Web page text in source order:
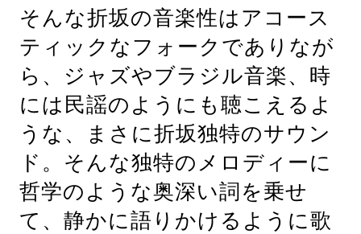
そんな折坂の音楽性はアコース
ティックなフォークでありなが
ら、ジャズやブラジル音楽、時
には民謡のようにも聴こえるよ
うな、まさに折坂独特のサウン
ド。そんな独特のメロディーに
哲学のような奥深い詞を乗せ
て、静かに語りかけるように歌